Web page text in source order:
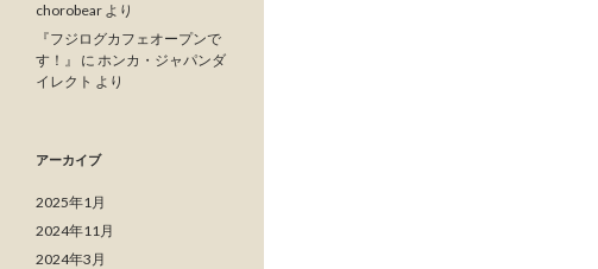
chorobear より
『フジログカフェオープンで
す！』
に ホンカ・ジャパンダ
イレクト より
アーカイブ
2025年1月
2024年11月
2024年3月